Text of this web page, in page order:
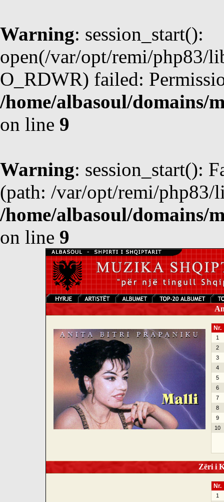
Warning: session_start():
open(/var/opt/remi/php83/
O_RDWR) failed:
/home/albasoul/domains/
on line 9
Warning: session_start():
(path: /var/opt/remi/php83/
/home/albasoul/domains/
on line 9
Nr.
1
2
3
4
5
6
7
8
9
10
Zëri i
Nr.
1